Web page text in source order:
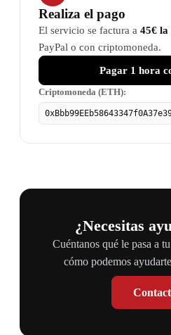
Realiza el pago
El servicio se factura a 45€ la
PayPal o con criptomoneda.
Pagar 1 hora
Criptomoneda (ETH):
¿Necesitas
Cuéntanos qué le pasa a
cómo podemos